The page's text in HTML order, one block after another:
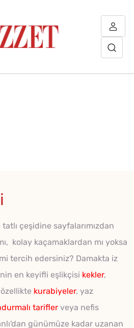
çeşidine sayfalarımızdan
kolay kaçamaklardan mı yoksa
tercih edersiniz? Damakta iz
en keyifli eşlikçisi kekler,
kurabiyeler, yaz
tarifler veya nefis
günümüze kadar uzanan